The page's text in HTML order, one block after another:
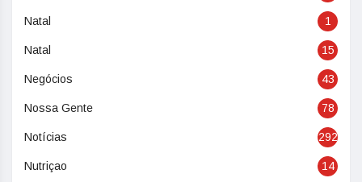
Natal 1
Natal 15
Negócios 43
Nossa Gente 78
Notícias 292
Nutriçao 14